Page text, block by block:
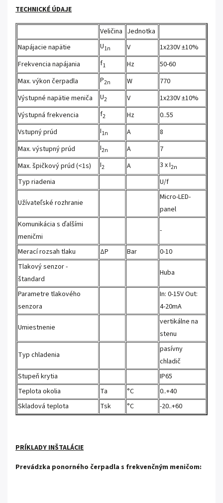
TECHNICKÉ ÚDAJE
Veličina Jednotka
Napájacie napätie
U1n V
1x230V ±10%
Frekvencia napájania
f1 Hz
50-60
Max. výkon čerpadla
P2n W
770
Výstupné napätie meniča
U2 V
1x230V ±10%
Výstupná frekvencia
f2 Hz
0..55
Vstupný prúd
I1n A
8
Max. výstupný prúd
I2n A
7
Max. špičkový prúd (<1s)
I2 A 3 x I2n
Typ riadenia U/f
Užívateľské rozhranie
Micro-LED-
panel
Komunikácia s ďalšími
meničmi
-
Merací rozsah tlaku ΔP Bar
0-10
Tlakový senzor -
štandard
Huba
Parametre tlakového
senzora
In: 0-15V Out:
4-20mA
Umiestnenie
vertikálne na
stenu
Typ chladenia
pasívny
chladič
Stupeň krytia
IP65
Teplota okolia
Ta °C
0..+40
Skladová teplota
Tsk °C -20..+60
PRÍKLADY INŠTALÁCIE
Prevádzka ponorného čerpadla s frekvenčným meničom: